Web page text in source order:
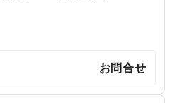
お問合せ